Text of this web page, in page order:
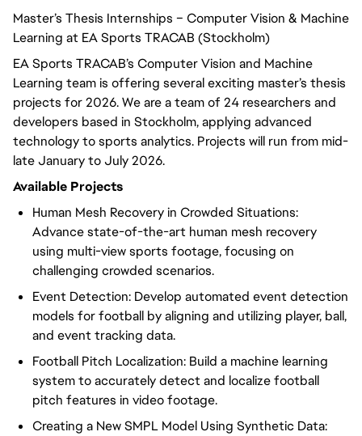
Master’s Thesis Internships – Computer Vision & Machine
Learning at EA Sports TRACAB (Stockholm)
EA Sports TRACAB’s Computer Vision and Machine
Learning team is offering several exciting master’s thesis
projects for 2026. We are a team of 24 researchers and
developers based in Stockholm, applying advanced
technology to sports analytics. Projects will run from mid-
late January to July 2026.
Available Projects
Human Mesh Recovery in Crowded Situations:
Advance state-of-the-art human mesh recovery
using multi-view sports footage, focusing on
challenging crowded scenarios.
Event Detection: Develop automated event detection
models for football by aligning and utilizing player, ball,
and event tracking data.
Football Pitch Localization: Build a machine learning
system to accurately detect and localize football
pitch features in video footage.
Creating a New SMPL Model Using Synthetic Data: